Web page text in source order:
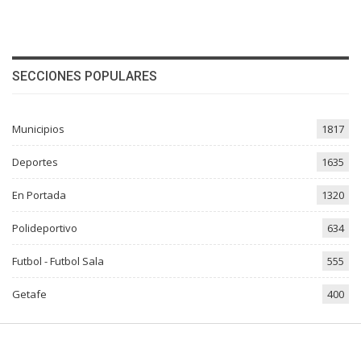
SECCIONES POPULARES
Municipios 1817
Deportes 1635
En Portada 1320
Polideportivo 634
Futbol - Futbol Sala 555
Getafe 400